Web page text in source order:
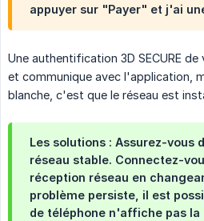
appuyer sur "Payer" et j'ai
Une authentification 3D SECURE
et communique avec l'application,
blanche, c'est que le réseau est
Les solutions : Assurez-vous
réseau stable. Connectez-
réception réseau en
problème persiste, il est
de téléphone n'affiche pas la